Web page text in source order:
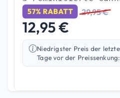
57% RABATT 29,95€
12,95€
Niedrigster Preis der
Tage vor der Preissenkung: